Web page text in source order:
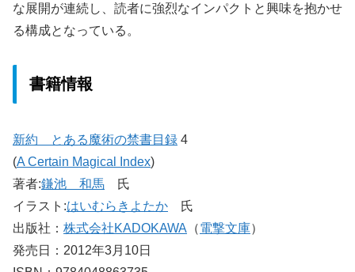
な展開が連続し、読者に強烈なインパクトと興味を抱かせ
る構成となっている。
書籍情報
新約 とある魔術の禁書目録 4
(A Certain Magical Index)
著者:鎌池 和馬 氏
イラスト:はいむらきよたか 氏
出版社： 株式会社KADOKAWA （電撃文庫）
発売日：2012年3月10日